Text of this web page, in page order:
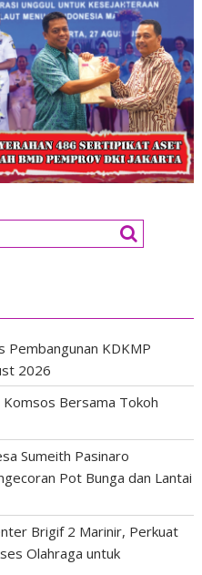
Pembangunan KDKMP
2026
Bersama Tokoh
Sumeith Pasinaro
Pot Bunga dan Lantai
Brigif 2 Marinir, Perkuat
Olahraga untuk